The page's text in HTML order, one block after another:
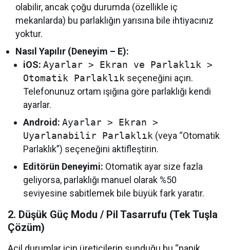
olabilir, ancak çoğu durumda (özellikle iç
mekanlarda) bu parlaklığın yarısına bile ihtiyacınız
yoktur.
Nasıl Yapılır (Deneyim – E):
iOS: Ayarlar > Ekran ve Parlaklık >
Otomatik Parlaklık seçeneğini açın.
Telefonunuz ortam ışığına göre parlaklığı kendi
ayarlar.
Android: Ayarlar > Ekran >
Uyarlanabilir Parlaklık (veya “Otomatik
Parlaklık”) seçeneğini aktifleştirin.
Editörün Deneyimi: Otomatik ayar size fazla
geliyorsa, parlaklığı manuel olarak %50
seviyesine sabitlemek bile büyük fark yaratır.
2. Düşük Güç Modu / Pil Tasarrufu (Tek Tuşla
Çözüm)